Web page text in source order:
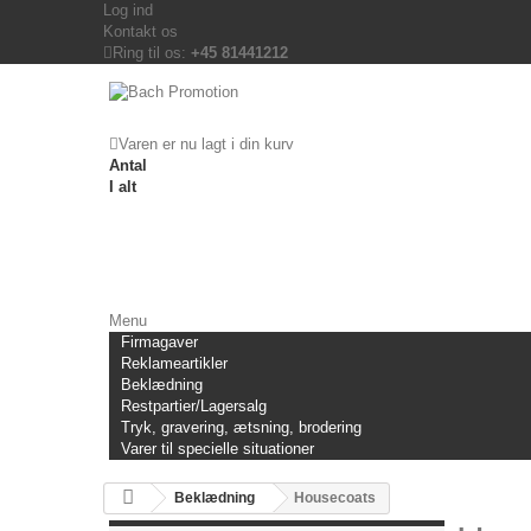
Log ind
Kontakt os
Ring til os: +45 81441212
Varen er nu lagt i din kurv
Antal
I alt
Menu
Firmagaver
Reklameartikler
Beklædning
Restpartier/Lagersalg
Tryk, gravering, ætsning, brodering
Varer til specielle situationer
Beklædning Housecoats